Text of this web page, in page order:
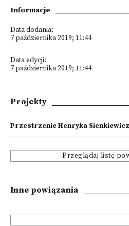
Informacje
Data dodania:
7 października 2019; 11:44
Data edycji:
7 października 2019; 11:44
Projekty
Przestrzenie Henryka
Przeglądaj listę
Inne powiązania